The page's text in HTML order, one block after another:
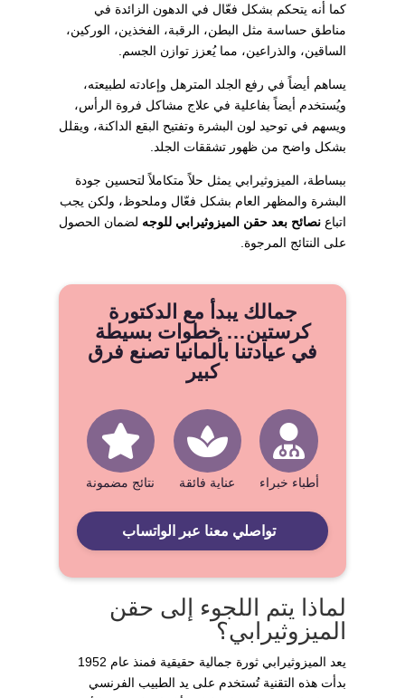
كما أنه يتحكم بشكل فعّال في الدهون الزائدة في
مناطق حساسة مثل البطن، الرقبة، الفخذين، الوركين،
الساقين، والذراعين، مما يُعزز توازن الجسم.
يساهم أيضاً في رفع الجلد المترهل وإعادته لطبيعته،
ويُستخدم أيضاً بفاعلية في علاج مشاكل فروة الرأس،
ويسهم في توحيد لون البشرة وتفتيح البقع الداكنة، ويقلل
بشكل واضح من ظهور تشققات الجلد.
ببساطة، الميزوثيرابي يمثل حلاً متكاملاً لتحسين جودة
البشرة والمظهر العام بشكل فعّال وملحوظ، ولكن يجب
اتباع نصائح بعد حقن الميزوثيرابي للوجه لضمان الحصول
على النتائج المرجوة.
جمالك يبدأ مع الدكتورة
كرستين… خطوات بسيطة
في عيادتنا بألمانيا تصنع فرق
كبير
أطباء خبراء عناية فائقة نتائج مضمونة
تواصلي معنا عبر الواتساب
لماذا يتم اللجوء إلى حقن
الميزوثيرابي؟
يعد الميزوثيرابي ثورة جمالية حقيقية فمنذ عام 1952
بدأت هذه التقنية تُستخدم على يد الطبيب الفرنسي